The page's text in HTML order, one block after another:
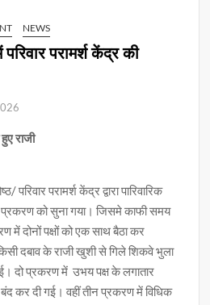
NEWS
परामर्श केंद्र की
राजी
परिवार परामर्श केंद्र द्वारा पारिवारिक
प्रकरण को सुना गया। जिसमे काफी समय
में दोनों पक्षों को एक साथ बैठा कर
दबाव के राजी खुशी से गिले शिकवे भुला
दो प्रकरण में उभय पक्ष के लगातार
कर दी गई। वहीं तीन प्रकरण में विधिक